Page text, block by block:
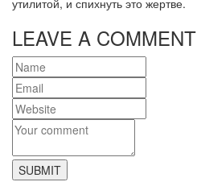
LEAVE A COMMENT